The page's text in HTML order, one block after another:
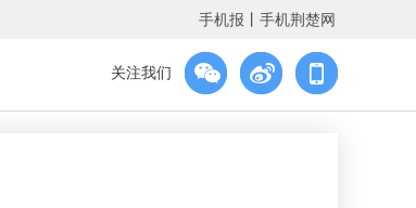
手机报 手机荆楚网
关注我们